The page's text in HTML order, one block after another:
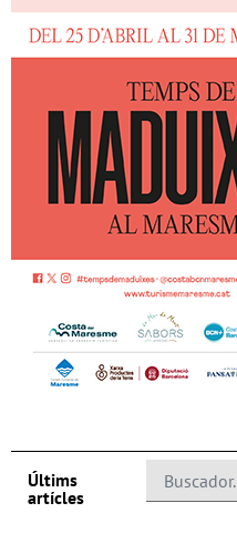
Últims
artícles